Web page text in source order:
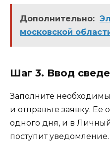
Дополнительно:
московской
Шаг 3. Ввод
Заполните
и отправьте заявку. Ее
одного дня, и в
поступит